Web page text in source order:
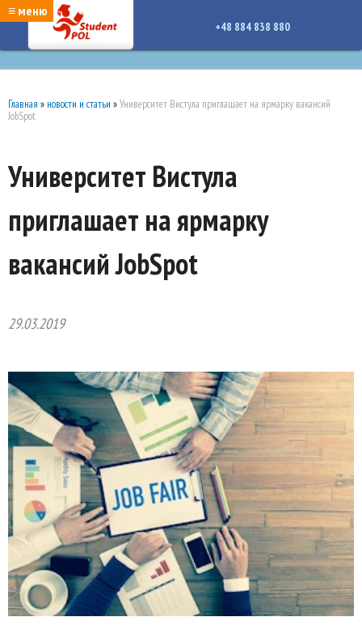
google-site-verification: google7a917c261df1566b.htmlgoogle-site-verification:
google7a917c261df1566b.html
≡ меню
+48 884 838 880
Главная » новости и статьи »Университет Вистула приглашает на ярмарку вакансий
JobSpot
Университет Вистула
приглашает на ярмарку
вакансий JobSpot
29.03.2019